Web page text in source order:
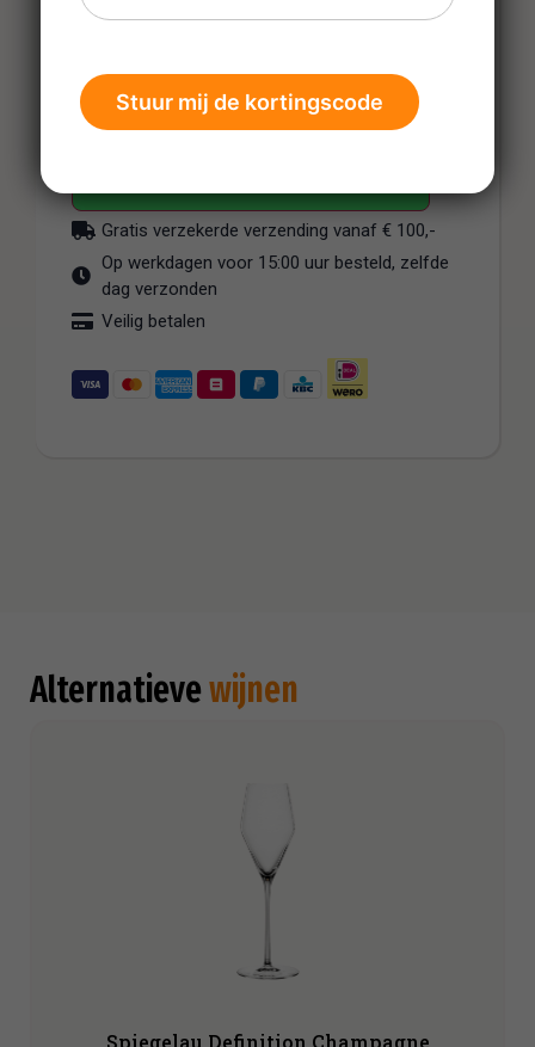
€37,95
-
Gratis verzekerde verzending vanaf € 100,-
Op werkdagen voor 15:00 uur besteld, zelfde
dag verzonden
Veilig betalen
Alternatievewijnen
Spiegelau Definition Champagne